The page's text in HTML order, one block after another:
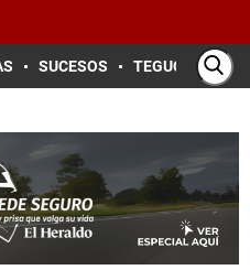
SUCESOS TEGUCIGALPA